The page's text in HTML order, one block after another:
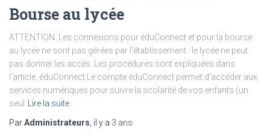
Bourse au lycée
ATTENTION. Les connexions pour éduConnect et pour la bourse
au lycée ne sont pas gérées par l’établissement : le lycée ne peut
pas donner les accès. Les procédures sont expliquées dans
l’article. éduConnect Le compte éduConnect permet d’accéder aux
services numériques pour suivre la scolarité de vos enfants (un
seul
Lire la suite
ParAdministrateurs, il y a 3 ans